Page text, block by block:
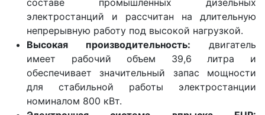
электростанций и рассчитан на длительную
непрерывную работу под высокой нагрузкой.
Высокая производительность: двигатель
имеет рабочий объем 39,6 литра и
обеспечивает значительный запас мощности
для стабильной работы электростанции
номиналом 800 кВт.